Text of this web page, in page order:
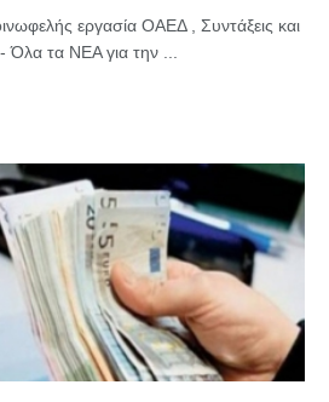
εργασία ΟΑΕΔ , Συντάξεις και
τα ΝΕΑ για την ...